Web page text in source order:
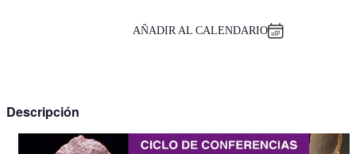
AÑADIR AL CALENDARIO
Descripción